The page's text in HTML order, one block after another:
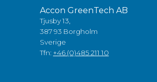
Accon GreenTech AB
Tjusby 13,
387 93 Borgholm
Sverige
Tfn: +46 (0)485 211 10